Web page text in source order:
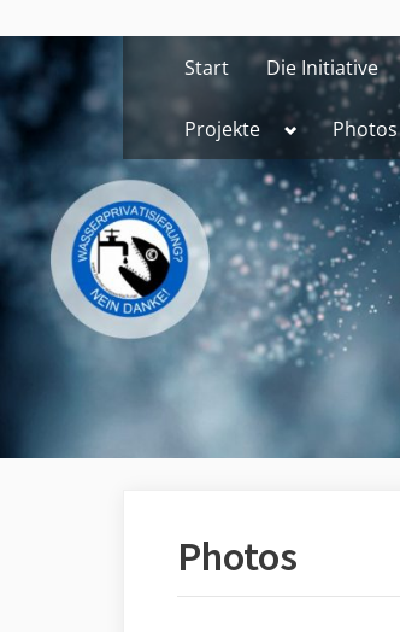
to
content
Start Die Initiative
Projekte Toggle
menu
Photos
Photos